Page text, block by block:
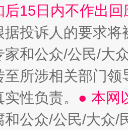
艺术幻境
后15日内不作出
据投诉人的要求将
家和公众/公民/大
至所涉相关部门
性负责。 ● 本网
和公众/公民/大众